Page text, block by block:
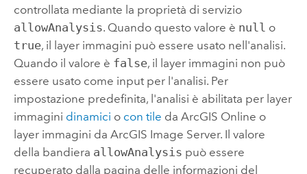
controllata mediante la proprietà di servizio
allowAnalysis. Quando questo valore è null o
true, il layer immagini può essere usato nell'analisi.
Quando il valore è false, il layer immagini non può
essere usato come input per l'analisi. Per
impostazione predefinita, l'analisi è abilitata per layer
immagini dinamici o con tile da ArcGIS Online o
layer immagini da ArcGIS Image Server. Il valore
della bandiera allowAnalysis può essere
recuperato dalla pagina delle informazioni del